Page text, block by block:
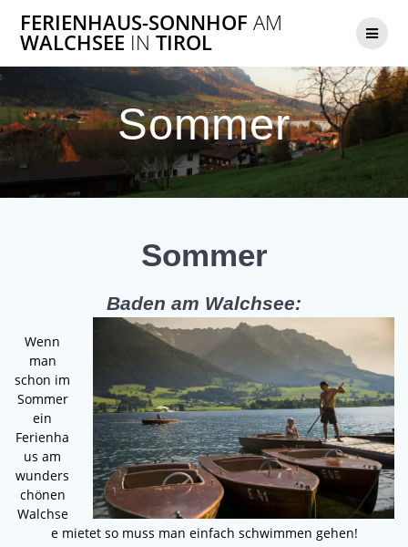
FERIENHAUS-SONNHOF AM
WALCHSEE IN TIROL
Sommer
Sommer
Baden am Walchsee:
Wenn
man
schon im
Sommer
ein
Ferienha
us am
wunders
chönen
Walchse
e mietet so muss man einfach schwimmen gehen!